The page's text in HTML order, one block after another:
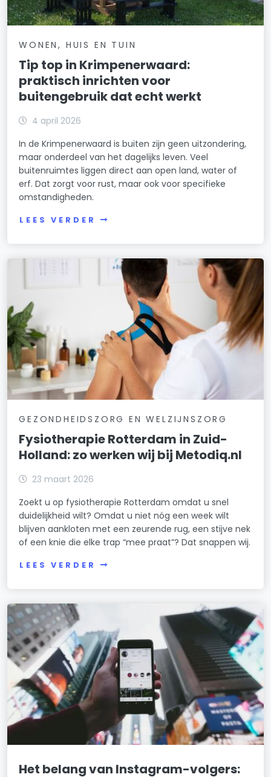
WONEN, HUIS EN TUIN
Tip top in Krimpenerwaard:
praktisch inrichten voor
buitengebruik dat echt werkt
4 april 2026
In de Krimpenerwaard is buiten zijn geen uitzondering,
maar onderdeel van het dagelijks leven. Veel
buitenruimtes liggen direct aan open land, water of
erf. Dat zorgt voor rust, maar ook voor specifieke
omstandigheden.
LEES VERDER
GEZONDHEIDSZORG EN WELZIJNSZORG
Fysiotherapie Rotterdam in Zuid-
Holland: zo werken wij bij Metodiq.nl
23 maart 2026
Zoekt u op fysiotherapie Rotterdam omdat u snel
duidelijkheid wilt? Omdat u niet nóg een week wilt
blijven aankloten met een zeurende rug, een stijve nek
of een knie die elke trap “mee praat”? Dat snappen wij.
LEES VERDER
Het belang van Instagram-volgers: